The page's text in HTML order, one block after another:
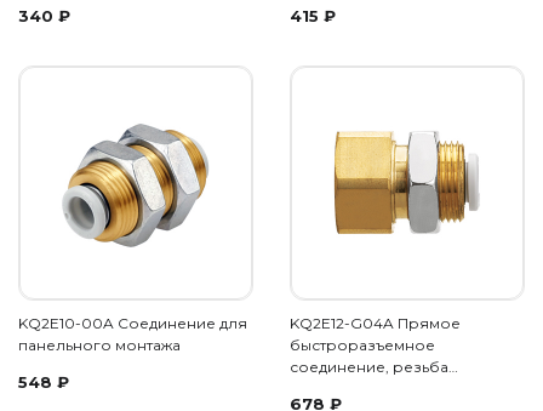
340 ₽ 415 ₽
KQ2E10-00A Соединение для
панельного монтажа
548 ₽
KQ2E12-G04A Прямое
быстроразъемное
соединение, резьба…
678 ₽